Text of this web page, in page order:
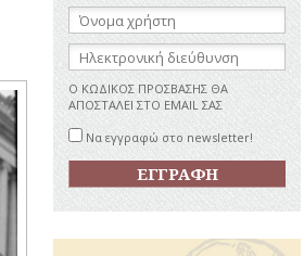
ΑΘΛΗΤΙΣΜΟΥ
ΠΕΡΙΗΓΗΤΕΣ
ΠΟΛΙΤΙΚΟΙ
ΣΥΓΓΡΑΦΕΙΣ
–
ΦΙΛΕΛΛΗΝΕΣ
Όνομα
χρήστη:
Ηλεκτρονική
διεύθυνση:
Ο ΚΩΔΙΚΟΣ ΠΡΟΣΒΑΣΗΣ ΘΑ
ΑΠΟΣΤΑΛΕΙ ΣΤΟ EMAIL ΣΑΣ
Να εγγραφώ στο newsletter!